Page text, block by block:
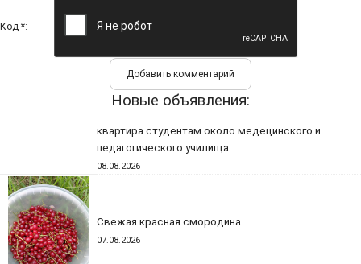
Код *:
Новые объявления:
квартира студентам около медецинского и
педагогического училища
08.08.2026
Свежая красная смородина
07.08.2026